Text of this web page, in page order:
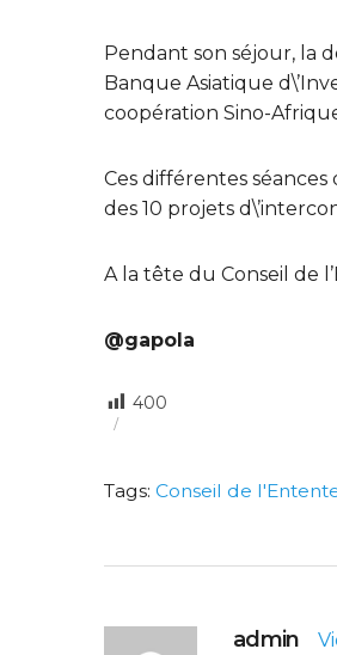
Pendant son séjour, la
Banque Asiatique
coopération Sino-
Ces différentes
des 10 projets
A la tête du Conseil de
@gapola
400
Tags: Conseil de
admin